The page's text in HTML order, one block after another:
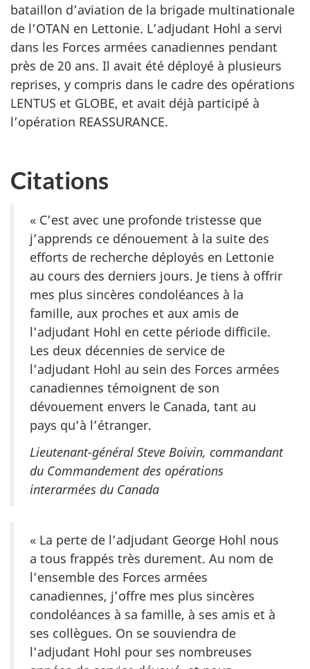
bataillon d’aviation de la brigade multinationale
de l’OTAN en Lettonie. L’adjudant Hohl a servi
dans les Forces armées canadiennes pendant
près de 20 ans. Il avait été déployé à plusieurs
reprises, y compris dans le cadre des opérations
LENTUS et GLOBE, et avait déjà participé à
l’opération REASSURANCE.
Citations
« C’est avec une profonde tristesse que
j’apprends ce dénouement à la suite des
efforts de recherche déployés en Lettonie
au cours des derniers jours. Je tiens à offrir
mes plus sincères condoléances à la
famille, aux proches et aux amis de
l’adjudant Hohl en cette période difficile.
Les deux décennies de service de
l’adjudant Hohl au sein des Forces armées
canadiennes témoignent de son
dévouement envers le Canada, tant au
pays qu’à l’étranger.
Lieutenant-général Steve Boivin, commandant
du Commandement des opérations
interarmées du Canada
« La perte de l’adjudant George Hohl nous
a tous frappés très durement. Au nom de
l’ensemble des Forces armées
canadiennes, j’offre mes plus sincères
condoléances à sa famille, à ses amis et à
ses collègues. On se souviendra de
l’adjudant Hohl pour ses nombreuses